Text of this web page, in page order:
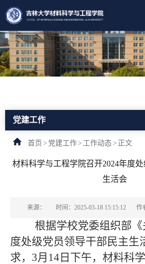
党建工作
首页 > 党建工作> 工作动态> 正文
材料科学与工程学院召开2024年度
生活会
来源： 时间：2025-03-18 15:15:12 作
根据学校党委组织部《
度处级党员领导干部民主生
求， 3月14 日下午，材料科